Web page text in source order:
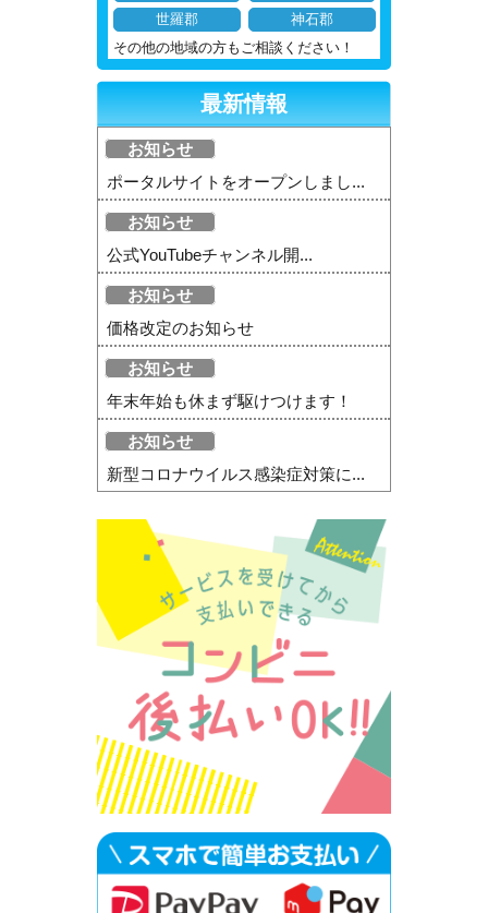
世羅郡
神石郡
その他の地域の方もご相談ください！
最新情報
お知らせ
ポータルサイトをオープンしまし...
お知らせ
公式YouTubeチャンネル開...
お知らせ
価格改定のお知らせ
お知らせ
年末年始も休まず駆けつけます！
お知らせ
新型コロナウイルス感染症対策に...